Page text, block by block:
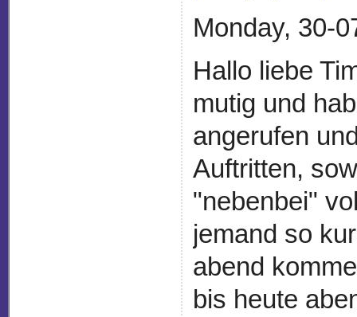
Monday, 30-
Hallo liebe
mutig und
angerufen
Auftritten,
"nebenbei"
jemand so
abend
bis heute